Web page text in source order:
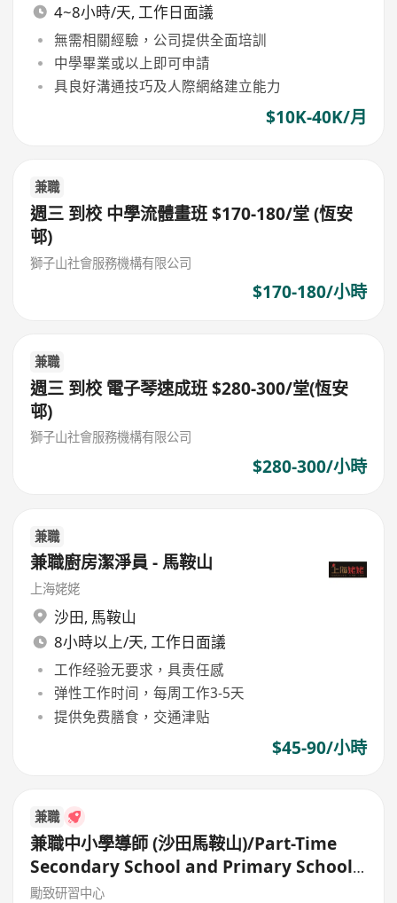
4~8小時/天, 工作日面議
無需相關經驗，公司提供全面培訓
中學畢業或以上即可申請
具良好溝通技巧及人際網絡建立能力
$10K-40K/月
兼職
週三 到校 中學流體畫班 $170-180/堂 (恆安
邨)
獅子山社會服務機構有限公司
$170-180/小時
兼職
週三 到校 電子琴速成班 $280-300/堂(恆安
邨)
獅子山社會服務機構有限公司
$280-300/小時
兼職
兼職廚房潔淨員 - 馬鞍山
上海姥姥
沙田, 馬鞍山
8小時以上/天, 工作日面議
工作经验无要求，具责任感
弹性工作时间，每周工作3-5天
提供免费膳食，交通津贴
$45-90/小時
兼職
兼職中小學導師 (沙田馬鞍山)/Part-Time
Secondary School and Primary School
Tutor
勵致研習中心